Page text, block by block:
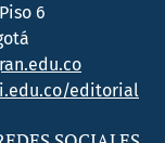
6
editorial